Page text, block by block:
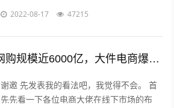
一个莫大的好处，那就是诚信问题能够得到
2022-08-17 47215
昨天电商:仅家电网购规模近6000亿，大件电商爆发能催生出一批快运巨头吗？
谢邀 先发表我的看法吧，我觉得不会。 首
先先看一下各位电商大佬在线下市场的布